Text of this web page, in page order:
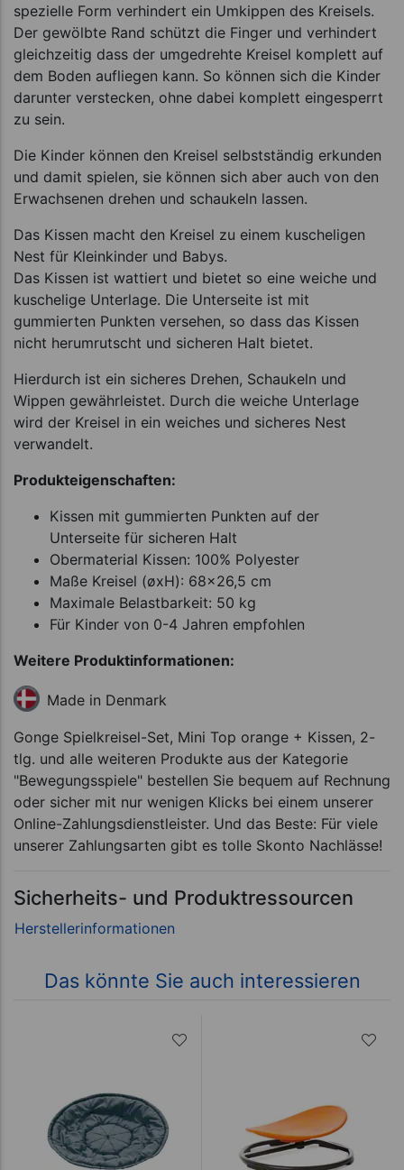
spezielle Form verhindert ein Umkippen des Kreisels.
Der gewölbte Rand schützt die Finger und verhindert
gleichzeitig dass der umgedrehte Kreisel komplett auf
dem Boden aufliegen kann. So können sich die Kinder
darunter verstecken, ohne dabei komplett eingesperrt
zu sein.
Die Kinder können den Kreisel selbstständig erkunden
und damit spielen, sie können sich aber auch von den
Erwachsenen drehen und schaukeln lassen.
Das Kissen macht den Kreisel zu einem kuscheligen
Nest für Kleinkinder und Babys.
Das Kissen ist wattiert und bietet so eine weiche und
kuschelige Unterlage. Die Unterseite ist mit
gummierten Punkten versehen, so dass das Kissen
nicht herumrutscht und sicheren Halt bietet.
Hierdurch ist ein sicheres Drehen, Schaukeln und
Wippen gewährleistet. Durch die weiche Unterlage
wird der Kreisel in ein weiches und sicheres Nest
verwandelt.
Produkteigenschaften:
Kissen mit gummierten Punkten auf der
Unterseite für sicheren Halt
Obermaterial Kissen: 100% Polyester
Maße Kreisel (øxH): 68x26,5 cm
Maximale Belastbarkeit: 50 kg
Für Kinder von 0-4 Jahren empfohlen
Weitere Produktinformationen:
Made in Denmark
Gonge Spielkreisel-Set, Mini Top orange + Kissen, 2-
tlg. und alle weiteren Produkte aus der Kategorie
"Bewegungsspiele" bestellen Sie bequem auf Rechnung
oder sicher mit nur wenigen Klicks bei einem unserer
Online-Zahlungsdienstleister. Und das Beste: Für viele
unserer Zahlungsarten gibt es tolle Skonto Nachlässe!
Sicherheits- und Produktressourcen
Das könnte Sie auch interessieren